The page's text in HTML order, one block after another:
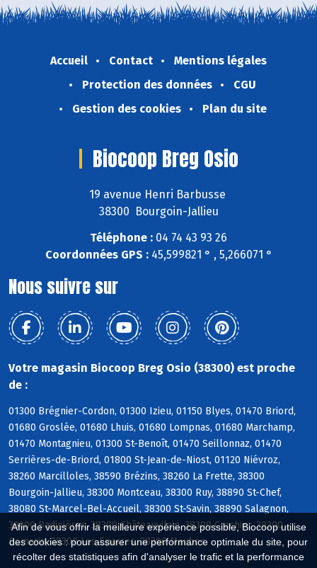
Afin de vous offrir la meilleure expérience possible, Biocoop utilise
des cookies : pour assurer une performance optimale du site, pour
récolter des statistiques afin d'analyser le trafic et la performance
Accueil Contact
Mentions légales
Protection des données
CGU
Gestion des cookies
Plan du site
Biocoop Breg Osio
19 avenue Henri Barbusse
38300 Bourgoin-Jallieu
Téléphone : 04 74 43 93 26
Coordonnées GPS :45,599821 ° , 5,266071 °
Nous suivre sur
Votre magasin Biocoop Breg Osio (38300) est proche
de :
01300 Brégnier-Cordon, 01300 Izieu, 01150 Blyes, 01470 Briord,
01680 Groslée, 01680 Lhuis, 01680 Lompnas, 01680 Marchamp,
01470 Montagnieu, 01300 St-Benoît, 01470 Seillonnaz, 01470
Serrières-de-Briord, 01800 St-Jean-de-Niost, 01120 Niévroz,
38260 Marcilloles, 38590 Brézins, 38260 La Frette, 38300
Bourgoin-Jallieu, 38300 Montceau, 38300 Ruy, 38890 St-Chef,
38080 St-Marcel-Bel-Accueil, 38300 St-Savin, 38890 Salagnon,
38300 Badinières, 38300 Châteauvilain, 38300 Crachier, 38300
Domarin, 38300 Les Eparres, 38300 Maubec